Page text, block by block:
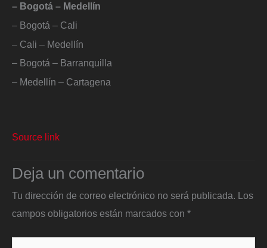
– Bogotá – Medellín
– Bogotá – Cali
– Cali – Medellín
– Bogotá – Barranquilla
– Medellín – Cartagena
Source link
Deja un comentario
Tu dirección de correo electrónico no será publicada. Los
campos obligatorios están marcados con *